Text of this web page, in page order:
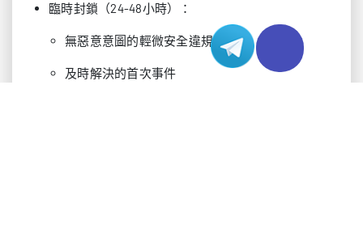
臨時封鎖（24-48小時）：
無惡意意圖的輕微安全違規
及時解決的首次事件